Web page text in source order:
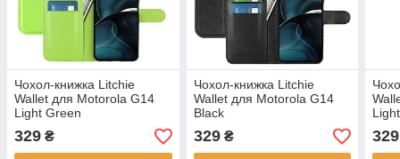
Чохол-книжка Litchie
Wallet для Motorola G14
Light Green
329 ₴
Чохол-книжка Litchie
Wallet для Motorola G14
Black
329₴ 329